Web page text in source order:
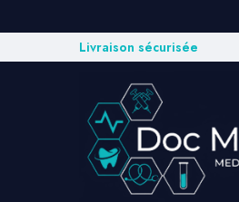
Livraison sécurisée